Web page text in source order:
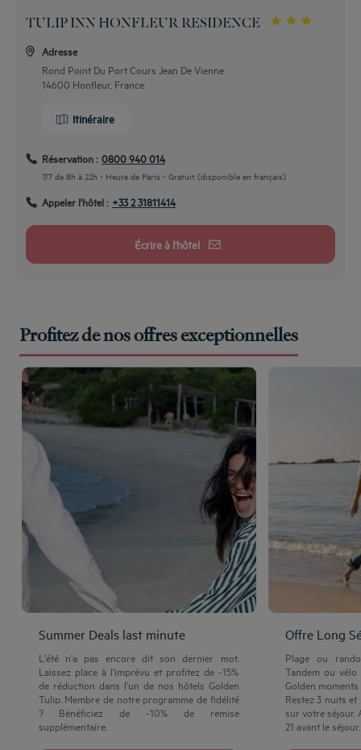
TULIP INN HONFLEUR RESIDENCE
Adresse
Rond Point Du Port Cours Jean De Vienne
14600 Honfleur, France
Itinéraire
Réservation : 0800 940 014
7/7 de 8h à 22h - Heure de Paris - Gratuit (disponible en français)
Appeler l'hôtel : +33 2 31811414
Écrire à l'hôtel
Profitez de nos offres exceptionnelles
Summer Deals last minute
L'été n'a pas encore dit son dernier mot.
Laissez place à l'imprévu et profitez de -15%
de réduction dans l'un de nos hôtels Golden
Tulip. Membre de notre programme de fidélité
? Bénéficiez de -10% de remise
supplémentaire.
Offre Long
Plage ou
Tandem ou
Golden
Restez 3 nuits
sur votre séjour.
21 avant le séjour.